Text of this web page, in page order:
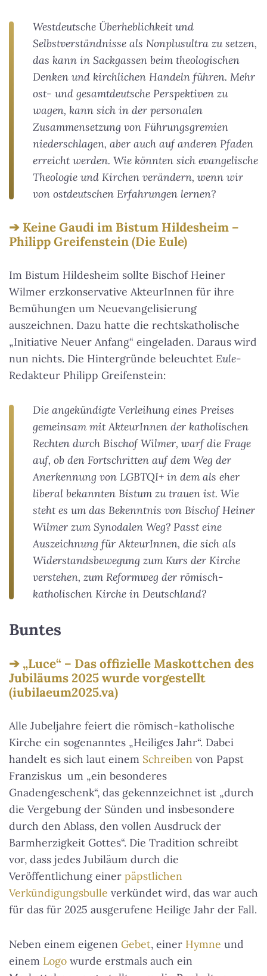
Westdeutsche Überheblichkeit und
Selbstverständnisse als Nonplusultra zu setzen,
das kann in Sackgassen beim theologischen
Denken und kirchlichen Handeln führen. Mehr
ost- und gesamtdeutsche Perspektiven zu
wagen, kann sich in der personalen
Zusammensetzung von Führungsgremien
niederschlagen, aber auch auf anderen Pfaden
erreicht werden. Wie könnten sich evangelische
Theologie und Kirchen verändern, wenn wir
von ostdeutschen Erfahrungen lernen?
Keine Gaudi im Bistum Hildesheim –
Philipp Greifenstein (Die Eule)
Im Bistum Hildesheim sollte Bischof Heiner
Wilmer erzkonservative AkteurInnen für ihre
Bemühungen um Neuevangelisierung
auszeichnen. Dazu hatte die rechtskatholische
„Initiative Neuer Anfang“ eingeladen. Daraus wird
nun nichts. Die Hintergründe beleuchtet Eule-
Redakteur Philipp Greifenstein:
Die angekündigte Verleihung eines Preises
gemeinsam mit AkteurInnen der katholischen
Rechten durch Bischof Wilmer, warf die Frage
auf, ob den Fortschritten auf dem Weg der
Anerkennung von LGBTQI+ in dem als eher
liberal bekannten Bistum zu trauen ist. Wie
steht es um das Bekenntnis von Bischof Heiner
Wilmer zum Synodalen Weg? Passt eine
Auszeichnung für AkteurInnen, die sich als
Widerstandsbewegung zum Kurs der Kirche
verstehen, zum Reformweg der römisch-
katholischen Kirche in Deutschland?
Buntes
„Luce“ – Das offizielle Maskottchen des
Jubiläums 2025 wurde vorgestellt
(iubilaeum2025.va)
Alle Jubeljahre feiert die römisch-katholische
Kirche ein sogenanntes „Heiliges Jahr“. Dabei
handelt es sich laut einem Schreiben von Papst
Franziskus um „ein besonderes
Gnadengeschenk“, das gekennzeichnet ist „durch
die Vergebung der Sünden und insbesondere
durch den Ablass, den vollen Ausdruck der
Barmherzigkeit Gottes“. Die Tradition schreibt
vor, dass jedes Jubiläum durch die
Veröffentlichung einer päpstlichen
Verkündigungsbulle verkündet wird, das war auch
für das für 2025 ausgerufene Heilige Jahr der Fall.
Neben einem eigenen Gebet, einer Hymne und
einem Logo wurde erstmals auch ein